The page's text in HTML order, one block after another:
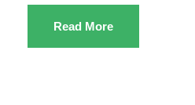
Read More